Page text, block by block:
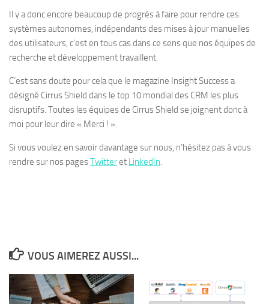
Il y a donc encore beaucoup de progrès à faire pour rendre ces
systèmes autonomes, indépendants des mises à jour manuelles
des utilisateurs, c’est en tous cas dans ce sens que nos équipes de
recherche et développement travaillent.
C’est sans doute pour cela que le magazine Insight Success a
désigné Cirrus Shield dans le top 10 mondial des CRM les plus
disruptifs. Toutes les équipes de Cirrus Shield se joignent donc à
moi pour leur dire « Merci ! ».
Si vous voulez en savoir davantage sur nous, n’hésitez pas à vous
rendre sur nos pagesTwitteret LinkedIn.
VOUS AIMEREZ AUSSI...